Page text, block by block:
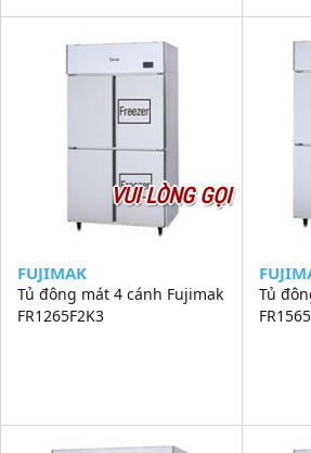
VUI LÒNG GỌI
FUJIMAK
Tủ đông mát 4 cánh Fujimak
FR1265F2K3
Tủ